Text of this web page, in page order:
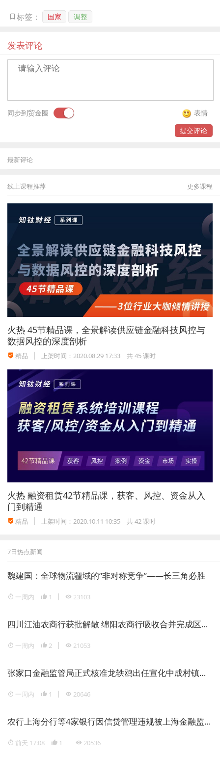
标签： 国家 调整
发表评论
同步到贸金圈
表情
提交评论
最新评论
线上课程推荐 更多课程
火热 45节精品课，全景解读供应链金融科技风控与
数据风控的深度剖析
精品 上架时间：2020.08.29 17:33 共 45 课时
火热 融资租赁42节精品课，获客、风控、资金从入
门到精通
精品 上架时间：2020.10.11 10:35 共 42 课时
7日热点新闻
魏建国：全球物流疆域的“非对称竞争”——长三角必胜
一周内 1 23103
四川江油农商行获批解散 绵阳农商行吸收合并完成区域银行整合
一周内 2 21053
张家口金融监管局正式核准龙轶鸥出任宣化中成村镇银行董事长
一周内 1 20646
农行上海分行等4家银行因信贷管理违规被上海金融监管局重罚1946万元
前天 17:08 1 20536